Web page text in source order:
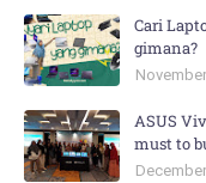
Cari
gimana?
ASUS
must to